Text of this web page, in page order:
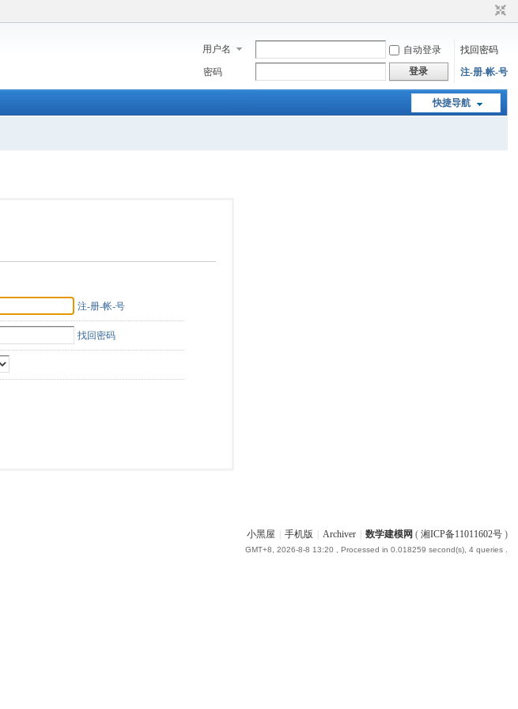
用户名 自动登录
找回密码
密码
登录 注-册-帐-号
快捷导航
注-册-帐-号
找回密码
小黑屋 手机版 Archiver 数学建模网 ( 湘ICP备11011602号)
GMT+8, 2026-8-8 13:20 , Processed in 0.018259 second(s), 4 queries .